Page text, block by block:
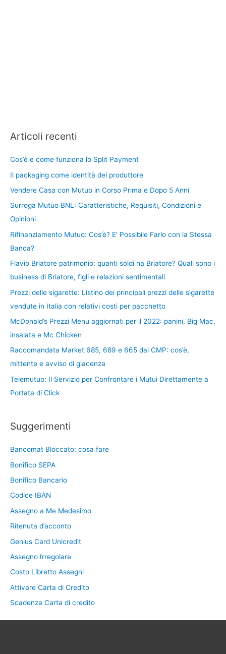
Articoli recenti
Cos’è e come funziona lo Split Payment
Il packaging come identità del produttore
Vendere Casa con Mutuo in Corso Prima e Dopo 5 Anni
Surroga Mutuo BNL: Caratteristiche, Requisiti, Condizioni e
Opinioni
Rifinanziamento Mutuo: Cos’è? E’ Possibile Farlo con la Stessa
Banca?
Flavio Briatore patrimonio: quanti soldi ha Briatore? Quali sono i
business di Briatore, figli e relazioni sentimentali
Prezzi delle sigarette: Listino dei principali prezzi delle sigarette
vendute in Italia con relativi costi per pacchetto
McDonald’s Prezzi Menu aggiornati per il 2022: panini, Big Mac,
insalata e Mc Chicken
Raccomandata Market 685, 689 e 665 dal CMP: cos’è,
mittente e avviso di giacenza
Telemutuo: Il Servizio per Confrontare i Mutui Direttamente a
Portata di Click
Suggerimenti
Bancomat Bloccato: cosa fare
Bonifico SEPA
Bonifico Bancario
Codice IBAN
Assegno a Me Medesimo
Ritenuta d’acconto
Genius Card Unicredit
Assegno Irregolare
Costo Libretto Assegni
Attivare Carta di Credito
Scadenza Carta di credito